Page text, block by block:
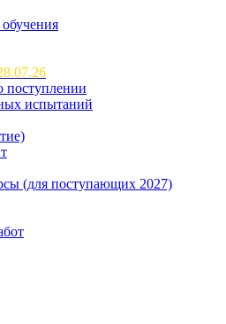
поступлении
испытаний
(для поступающих 2027)